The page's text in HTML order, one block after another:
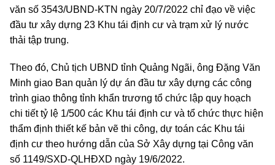
văn số 3543/UBND-KTN ngày 20/7/2022 chỉ đạo về việc
đầu tư xây dựng 23 Khu tái định cư và trạm xử lý nước
thải tập trung.
Theo đó, Chủ tịch UBND tỉnh Quảng Ngãi, ông Đặng Văn
Minh giao Ban quản lý dự án đầu tư xây dựng các công
trình giao thông tỉnh khẩn trương tổ chức lập quy hoạch
chi tiết tỷ lệ 1/500 các Khu tái định cư và tổ chức thực hiện
thẩm định thiết kế bản vẽ thi công, dự toán các Khu tái
định cư theo hướng dẫn của Sở Xây dựng tại Công văn
số 1149/SXD-QLHĐXD ngày 19/6/2022.